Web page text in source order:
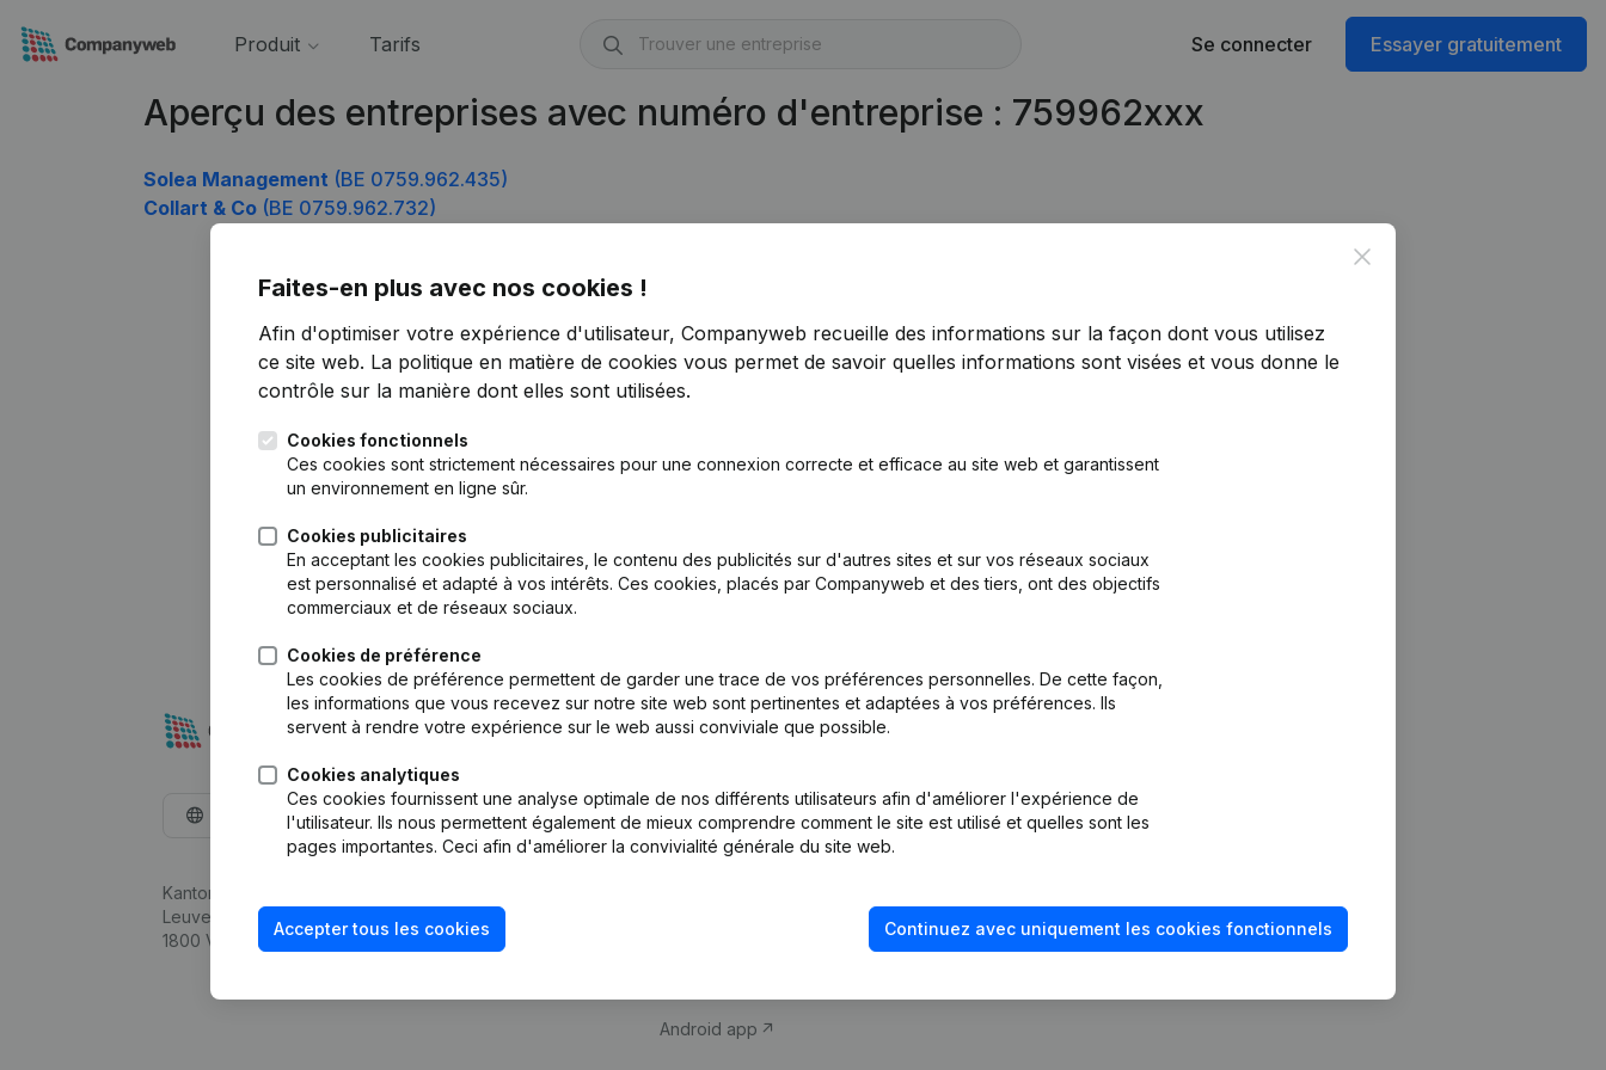
Produit Tarifs Se connecter Essayer gratuitement
Aperçu des entreprises avec numéro d'entreprise : 759962xxx
Solea Management (BE 0759.962.435)
Collart & Co (BE 0759.962.732)
Close
Faites-en plus avec nos cookies !
Afin d'optimiser votre expérience d'utilisateur, Companyweb recueille des informations sur la façon dont vous utilisez
ce site web. La politique en matière de cookies vous permet de savoir quelles informations sont visées et vous donne le
contrôle sur la manière dont elles sont utilisées.
Cookies fonctionnels
Ces cookies sont strictement nécessaires pour une connexion correcte et efficace au site web et garantissent
un environnement en ligne sûr.
Cookies publicitaires
En acceptant les cookies publicitaires, le contenu des publicités sur d'autres sites et sur vos réseaux sociaux
est personnalisé et adapté à vos intérêts. Ces cookies, placés par Companyweb et des tiers, ont des objectifs
commerciaux et de réseaux sociaux.
Cookies de préférence
Les cookies de préférence permettent de garder une trace de vos préférences personnelles. De cette façon,
les informations que vous recevez sur notre site web sont pertinentes et adaptées à vos préférences. Ils
servent à rendre votre expérience sur le web aussi conviviale que possible.
Cookies analytiques
Ces cookies fournissent une analyse optimale de nos différents utilisateurs afin d'améliorer l'expérience de
l'utilisateur. Ils nous permettent également de mieux comprendre comment le site est utilisé et quelles sont les
pages importantes. Ceci afin d'améliorer la convivialité générale du site web.
Accepter tous les cookies Continuez avec uniquement les cookies fonctionnels
Français
Kantorenpark Everest
Leuvensesteenweg 248D,
1800 Vilvoorde
Produit
d’entreprise
Monitoring
Android app
fraude
Consulter des comptes annuels
Vérification de la solvabilité